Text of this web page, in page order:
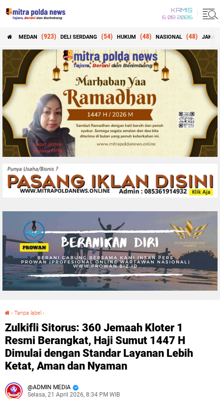
KAMIS
6 08 2026
MEDAN (923) DELI SERDANG (54) HUKUM (48) NASIONAL (48)
› Tanpa label ›
Zulkifli Sitorus: 360 Jemaah Kloter 1
Resmi Berangkat, Haji Sumut 1447 H
Dimulai dengan Standar Layanan Lebih
Ketat, Aman dan Nyaman
ADMIN MEDIA
Selasa, 21 April 2026, 8:34 PM WIB